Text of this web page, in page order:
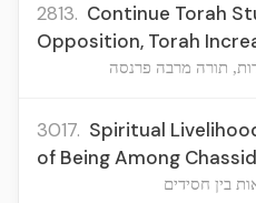
2813. Continue Torah
Opposition, Torah
תורה מרבה פרנסה
3017. Spiritual
of Being Among
בין חסידים